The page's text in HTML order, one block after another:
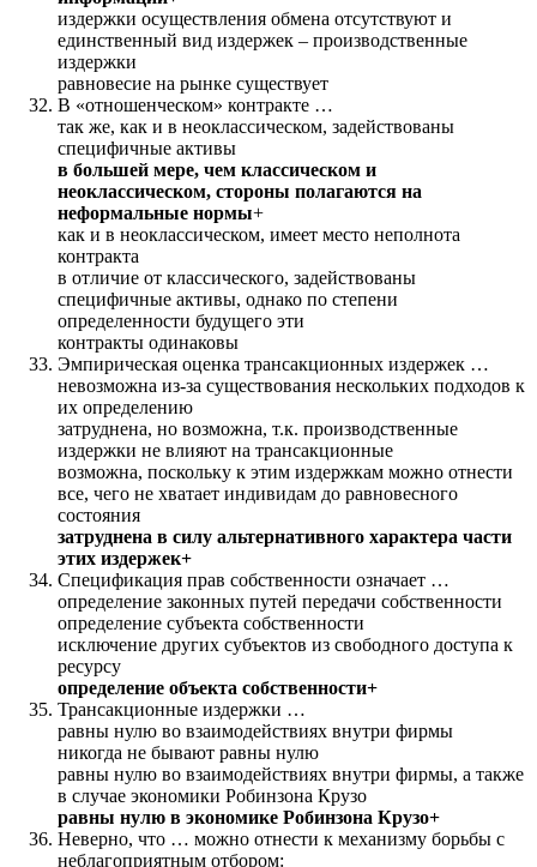
издержки осуществления обмена отсутствуют и
единственный вид издержек – производственные
издержки
равновесие на рынке существует
В «отношенческом» контракте …
так же, как и в неоклассическом, задействованы
специфичные активы
в большей мере, чем классическом и
неоклассическом, стороны полагаются на
неформальные нормы+
как и в неоклассическом, имеет место неполнота
контракта
в отличие от классического, задействованы
специфичные активы, однако по степени
определенности будущего эти
контракты одинаковы
Эмпирическая оценка трансакционных издержек …
невозможна из-за существования нескольких подходов к
их определению
затруднена, но возможна, т.к. производственные
издержки не влияют на трансакционные
возможна, поскольку к этим издержкам можно отнести
все, чего не хватает индивидам до равновесного
состояния
затруднена в силу альтернативного характера части
этих издержек+
Спецификация прав собственности означает …
определение законных путей передачи собственности
определение субъекта собственности
исключение других субъектов из свободного доступа к
ресурсу
определение объекта собственности+
Трансакционные издержки …
равны нулю во взаимодействиях внутри фирмы
никогда не бывают равны нулю
равны нулю во взаимодействиях внутри фирмы, а также
в случае экономики Робинзона Крузо
равны нулю в экономике Робинзона Крузо+
Неверно, что … можно отнести к механизму борьбы c
неблагоприятным отбором: